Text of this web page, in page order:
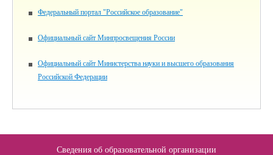
Федеральный портал "Российское образование"
Официальный сайт Минпросвещения России
Официальный сайт Министерства науки и высшего образования
Российской Федерации
Сведения об образовательной организации